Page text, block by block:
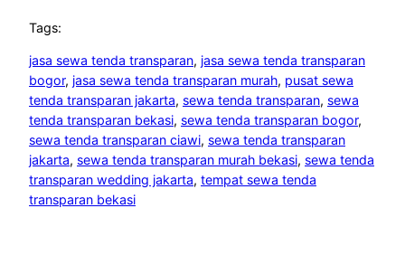
Tags:
jasa sewa tenda transparan, jasa sewa tenda transparan
bogor, jasa sewa tenda transparan murah, pusat sewa
tenda transparan jakarta, sewa tenda transparan, sewa
tenda transparan bekasi, sewa tenda transparan bogor
sewa tenda transparan ciawi, sewa tenda transparan
jakarta, sewa tenda transparan murah bekasi, sewa tenda
transparan wedding jakarta, tempat sewa tenda
transparan bekasi